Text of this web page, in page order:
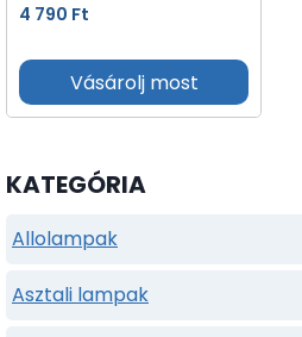
4 790 Ft
Vásárolj most
KATEGÓRIA
Allolampak
Asztali lampak